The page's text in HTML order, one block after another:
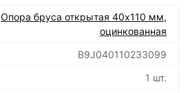
Опора бруса открытая 40х110 мм,
оцинкованная
B9J040110233099
1 шт.